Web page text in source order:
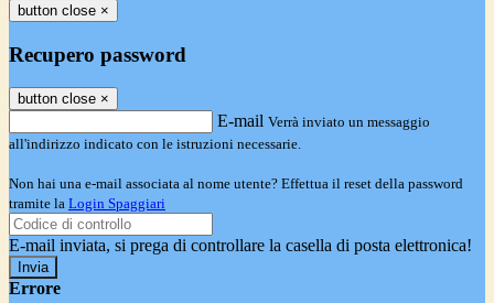
button close ×
Recupero password
button close ×
E-mail Verrà inviato un messaggio
all'indirizzo indicato con le istruzioni necessarie.
Non hai una e-mail associata al nome utente? Effettua il reset della password
tramite la Login Spaggiari
E-mail inviata, si prega di controllare la casella di posta elettronica!
Errore